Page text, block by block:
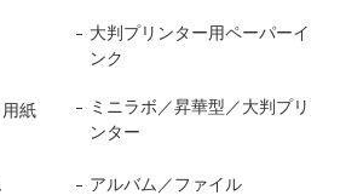
大判プリンター用ペーパーイ
ンク
紙
ミニラボ／昇華型／大判プリ
ンター
アルバム／ファイル